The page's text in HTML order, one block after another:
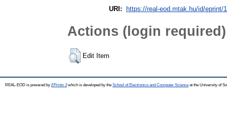
URI:
https://real-eod.mtak.hu/id/eprint/
Actions (login required)
Edit Item
REAL-EOD is powered by EPrints 3which is developed by the School of Electronics and Computer Science at the University of